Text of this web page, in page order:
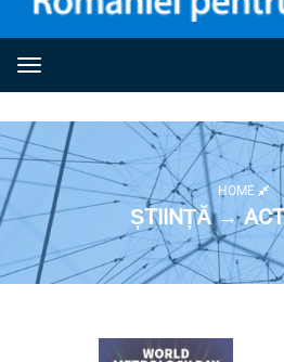
Toggle navigation
HOME
ȘTIINȚĂ →